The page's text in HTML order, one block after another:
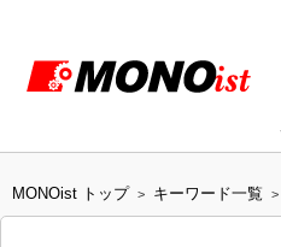
MONOist トップ > キーワード一覧 >